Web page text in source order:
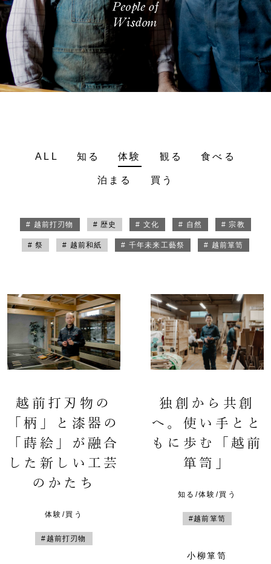
ALL 知る 体験 観る 食べる
泊まる 買う
# 越前打刃物 # 歴史 # 文化 # 自然 # 宗教
# 祭 # 越前和紙 # 千年未来工藝祭 # 越前箪笥
越前打刃物の
「柄」と漆器の
「蒔絵」が融合
した新しい工芸
のかたち
体験/買う
#越前打刃物
独創から共創
へ。使い手とと
もに歩む「越前
箪笥」
知る/体験/買う
#越前箪笥
小柳箪笥